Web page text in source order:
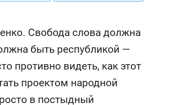
Свобода слова должна
быть республикой —
противно видеть, как этот
проектом народной
в постыдный
–
считает
Дизайнер-прораб
Наседкина: «Ремонт
с мебелью за 2
для меня это